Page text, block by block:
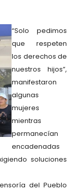
“Solo pedimos
que respeten
los derechos de
nuestros hijos”,
manifestaron
algunas
mujeres
mientras
permanecían
encadenadas
soluciones
del Pueblo